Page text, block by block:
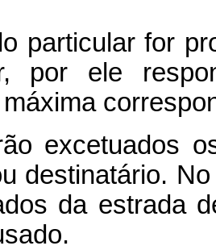
for
por ele
os
destinatário.
da estrada